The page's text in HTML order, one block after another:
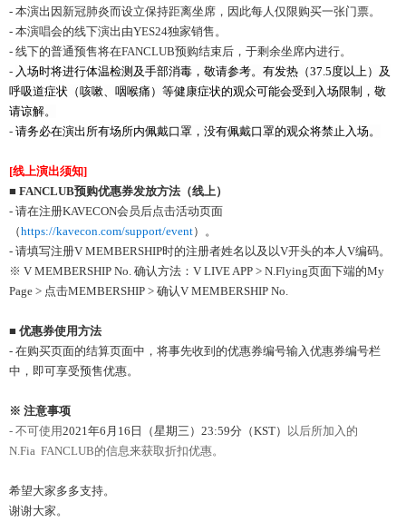
- 本演出因新冠肺炎而设立保持距离坐席，因此每人仅限购买一张门票。
- 本演唱会的线下演出由YES24独家销售。
- 线下的普通预售将在FANCLUB预购结束后，于剩余坐席内进行。
- 入场时将进行体温检测 及手部消毒，敬请参考。 有发热 （37.5度以上）及
呼吸道症状 （咳嗽、咽喉痛）等健康症状的观众可能会受到入场限制，敬
请谅解。
- 请务必在演出 所有场所内佩戴口罩 ， 没有佩戴口罩的观众将禁止入场。
[线上演出须知]
■ FANCLUB预购优惠券发放方法 （线上）
- 请在注册KAVECON会员后点击活动页面
（https://kavecon.com/support/event）。
- 请填写注册V MEMBERSHIP时的注册者姓名以及以V开头的本人V编码。
※ V MEMBERSHIP No. 确认方法：V LIVE APP > N.Flying页面下端的My
Page > 点击MEMBERSHIP > 确认V MEMBERSHIP No.
■ 优惠券使用方法
- 在购买页面的结算页面中，将事先收到的优惠券编号输入优惠券编号栏
中，即可享受预售优惠。
※ 注意事项
- 不可使用2021年6月16日（星期三）23:59分（KST）
以后所加入的
N.Fia FANCLUB的信息来获取折扣优惠。
希望大家多多支持。
谢谢大家。